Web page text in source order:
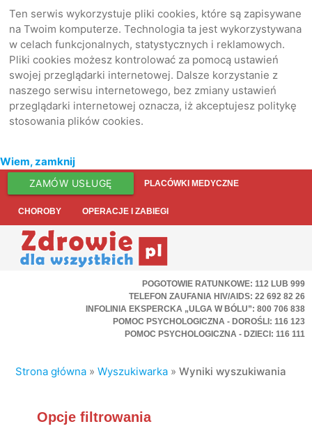
Ten serwis wykorzystuje pliki cookies, które są zapisywane
na Twoim komputerze. Technologia ta jest wykorzystywana
w celach funkcjonalnych, statystycznych i reklamowych.
Pliki cookies możesz kontrolować za pomocą ustawień
swojej przeglądarki internetowej. Dalsze korzystanie z
naszego serwisu internetowego, bez zmiany ustawień
przeglądarki internetowej oznacza, iż akceptujesz politykę
stosowania plików cookies.
Wiem, zamknij
ZAMÓW USŁUGĘ PLACÓWKI MEDYCZNE
CHOROBY OPERACJE I ZABIEGI
POGOTOWIE RATUNKOWE: 112 LUB 999
TELEFON ZAUFANIA HIV/AIDS: 22 692 82 26
INFOLINIA EKSPERCKA „ULGA W BÓLU”: 800 706 838
POMOC PSYCHOLOGICZNA - DOROŚLI: 116 123
POMOC PSYCHOLOGICZNA - DZIECI: 116 111
Strona główna »Wyszukiwarka »Wyniki wyszukiwania
Opcje filtrowania